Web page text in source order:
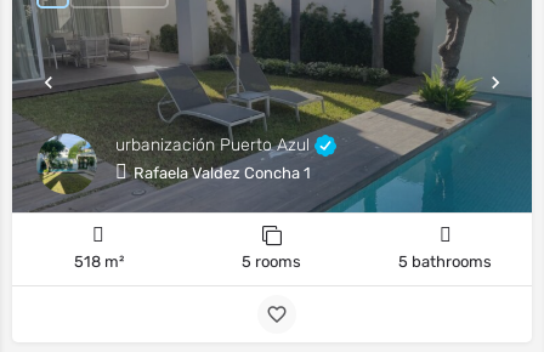
urbanización Puerto Azul
Rafaela Valdez Concha 1
518 m² 5 rooms 5 bathrooms